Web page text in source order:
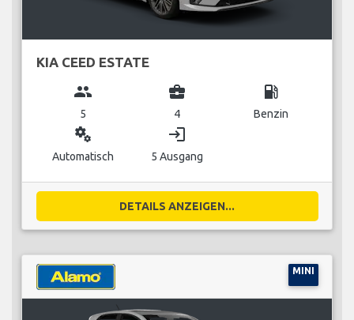
KIA CEED ESTATE
group
5
business_center
4
local_gas_station
Benzin
miscellaneous_services
Automatisch
login
5 Ausgang
DETAILS ANZEIGEN...
MINI